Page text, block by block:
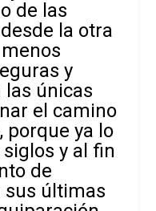
de las
la otra
y
las únicas
el camino
porque ya lo
y al fin
de
sus últimas